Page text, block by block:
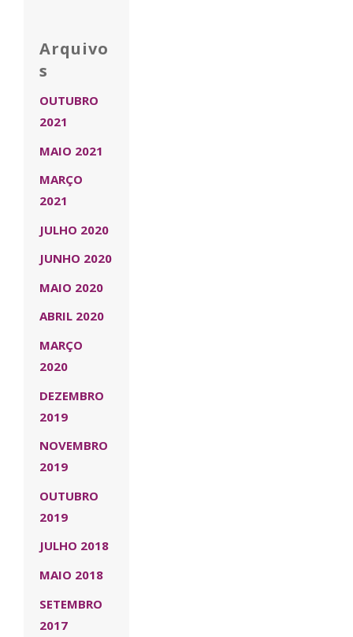
Arquivo
s
OUTUBRO
2021
MAIO 2021
MARÇO
2021
JULHO 2020
JUNHO 2020
MAIO 2020
ABRIL 2020
MARÇO
2020
DEZEMBRO
2019
NOVEMBRO
2019
OUTUBRO
2019
JULHO 2018
MAIO 2018
SETEMBRO
2017